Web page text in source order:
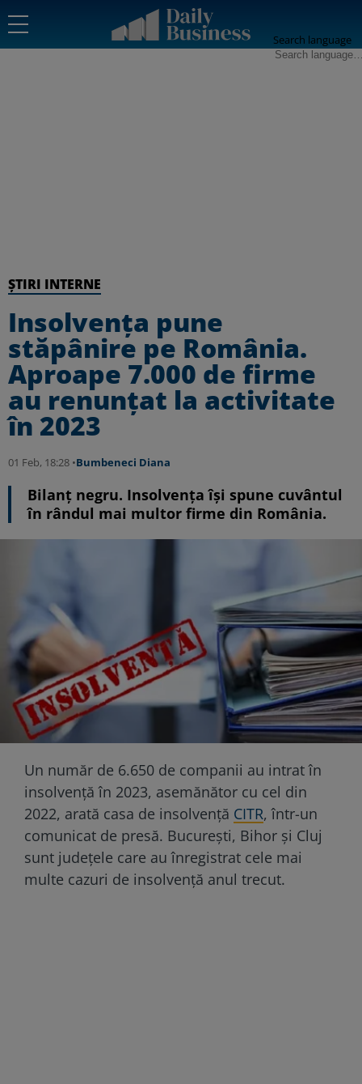
Search language
ȘTIRI INTERNE
Insolvența pune
stăpânire pe România.
Aproape 7.000 de firme
au renunțat la activitate
în 2023
01 Feb, 18:28 •Bumbeneci Diana
Bilanț negru. Insolvența își spune cuvântul
în rândul mai multor firme din România.
Un număr de 6.650 de companii au intrat în
insolvență în 2023, asemănător cu cel din
2022, arată casa de insolvență CITR, într-un
comunicat de presă. Bucureşti, Bihor şi Cluj
sunt judeţele care au înregistrat cele mai
multe cazuri de insolvenţă anul trecut.